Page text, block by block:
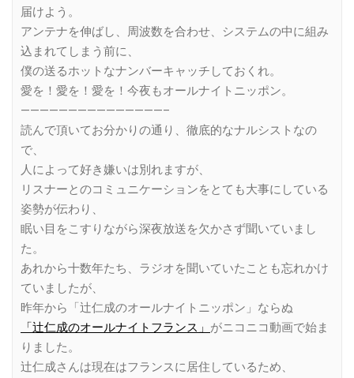
届けよう。
アンテナを伸ばし、周波数を合わせ、システムの中に組み
込まれてしまう前に、
僕の送るホットなナンバーキャッチしておくれ。
愛を！愛を！愛を！今夜もオールナイトニッポン。
———————————————–
読んで頂いてお分かりの通り、徹底的なナルシストなの
で、
人によって好き嫌いは別れますが、
リスナーとのコミュニケーションをとても大事にしている
姿勢が伝わり、
眠い目をこすりながら深夜放送を欠かさず聞いていまし
た。
あれから十数年たち、ラジオを聞いていたことも忘れかけ
ていましたが、
昨年から「辻仁成のオールナイトニッポン」ならぬ
「辻仁成のオールナイトフランス」 がニコニコ動画で始ま
りました。
辻仁成さんは現在はフランスに居住しているため、